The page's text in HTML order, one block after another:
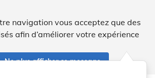
navigation vous acceptez que des
afin d’améliorer votre expérience
Ne plus afficher ce message